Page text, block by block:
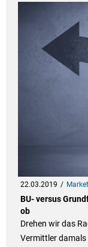
22.03.2019
BU- versus
ob
Drehen wir das
Vermittler